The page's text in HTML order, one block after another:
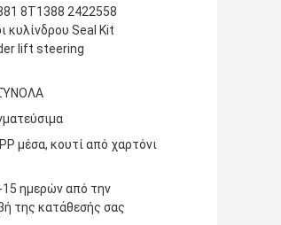
8T1388 2422558
κυλίνδρου Seal Kit
lift steering
μέσα, κουτί από χαρτόνι
15 ημερών από την
της κατάθεσής σας